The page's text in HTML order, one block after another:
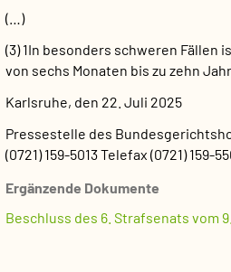
(…)
(3) 1In besonders schweren Fällen
von sechs Monaten bis zu zehn
Karlsruhe, den 22. Juli 2025
Pressestelle des
(0721) 159-5013Telefax (0721) 159-
Ergänzende Dokumente
Beschluss des 6. Strafsenats vom